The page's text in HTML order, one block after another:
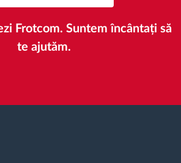
Frotcom. Suntem încântați să
te ajutăm.